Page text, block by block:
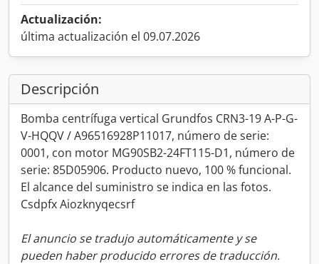
Actualización:
última actualización el 09.07.2026
Descripción
Bomba centrífuga vertical Grundfos CRN3-19 A-P-G-
V-HQQV / A96516928P11017, número de serie:
0001, con motor MG90SB2-24FT115-D1, número de
serie: 85D05906. Producto nuevo, 100 % funcional.
El alcance del suministro se indica en las fotos.
Csdpfx Aiozknyqecsrf
El anuncio se tradujo automáticamente y se
pueden haber producido errores de traducción.